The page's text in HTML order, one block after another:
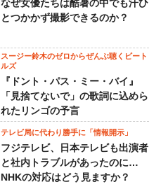
なぜ女優たちは酷暑の中でも汗ひ
とつかかず撮影できるのか？
スージー鈴木のゼロからぜんぶ聴くビート
ルズ
『ドント・パス・ミー・バイ』
「見捨てないで」の歌詞に込めら
れたリンゴの予言
テレビ局に代わり勝手に「情報開示」
フジテレビ、日本テレビも出演者
と社内トラブルがあったのに…
NHKの対応はどう見ますか？